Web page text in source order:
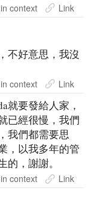
context Link
不好意思，我沒
context Link
就要發給人家，
已經很慢，我們
我們都需要思
，以我多年的管
，謝謝。
context Link